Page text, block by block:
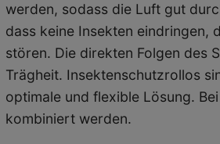
werden, sodass die Luft gut
dass keine Insekten eindringen,
stören. Die direkten Folgen des
Trägheit. Insektenschutzrollos
optimale und flexible Lösung.
kombiniert werden.